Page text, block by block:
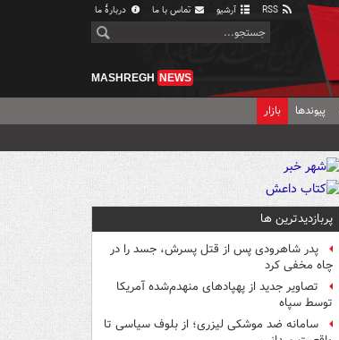
آرشیو تماس با ما دربارهٔ ما
MASHREGH NEWS
پیوندها بازار
پربازدیدترین ها
پدر شاهرودی پس از قتل پسرش، جسد را در
چاه مخفی کرد
تصاویر جدید از پهپادهای منهدم‌شده آمریکا
توسط سپاه
سامانه ضد موشکی لیزری؛ از بلوف سیاسی تا